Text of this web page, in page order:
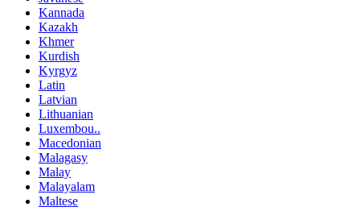
Kannada
Kazakh
Khmer
Kurdish
Kyrgyz
Latin
Latvian
Lithuanian
Luxembou..
Macedonian
Malagasy
Malay
Malayalam
Maltese